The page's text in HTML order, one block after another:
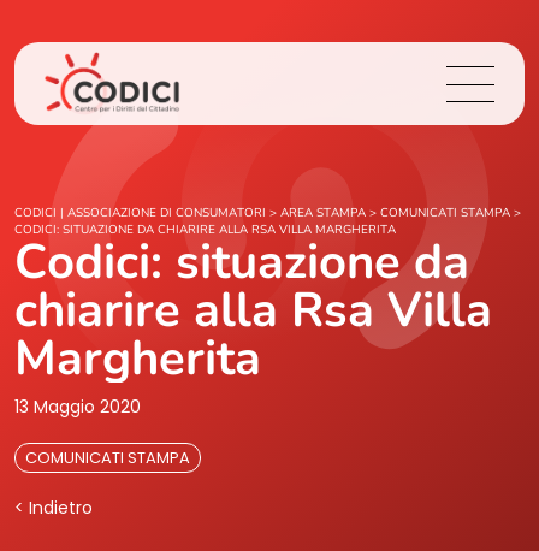
Chi Siamo
Cosa Facciamo
Area Stampa
CODICI | ASSOCIAZIONE DI CONSUMATORI > AREA STAMPA > COMUNICATI STAMPA >
CODICI: SITUAZIONE DA CHIARIRE ALLA RSA VILLA MARGHERITA
Codici: situazione da
chiarire alla Rsa Villa
Margherita
13 Maggio 2020
COMUNICATI STAMPA
< Indietro